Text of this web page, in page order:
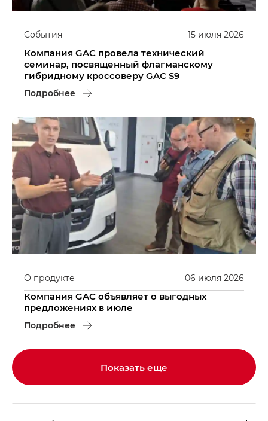
15 июля 2026
События
Компания GAC провела технический
семинар, посвященный флагманскому
гибридному кроссоверу GAC S9
Подробнее
06 июля 2026
О продукте
Компания GAC объявляет о выгодных
предложениях в июле
Подробнее
Показать еще